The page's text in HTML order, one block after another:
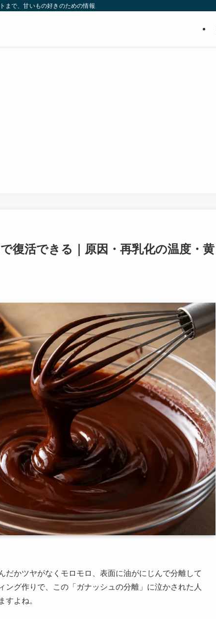
で、甘いもの好きのための情報メディア
復活できる｜原因・再乳化の温度・黄
かツヤがなくモロモロ、表面に油がにじんで分離して
グ作りで、この「ガナッシュの分離」に泣かされた人
すよね。